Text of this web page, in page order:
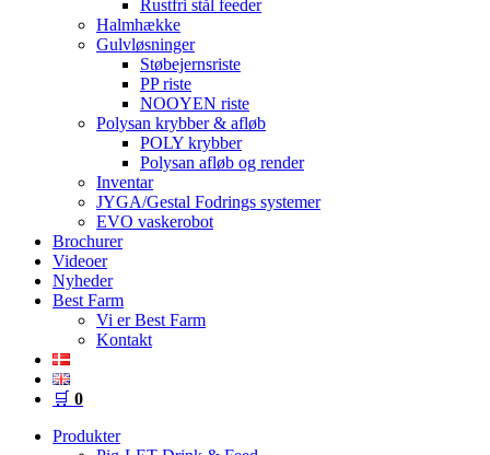
Rustfri stål feeder
Halmhække
Gulvløsninger
Støbejernsriste
PP riste
NOOYEN riste
Polysan krybber & afløb
POLY krybber
Polysan afløb og render
Inventar
JYGA/Gestal Fodrings systemer
EVO vaskerobot
Brochurer
Videoer
Nyheder
Best Farm
Vi er Best Farm
Kontakt
🛒 0
Produkter